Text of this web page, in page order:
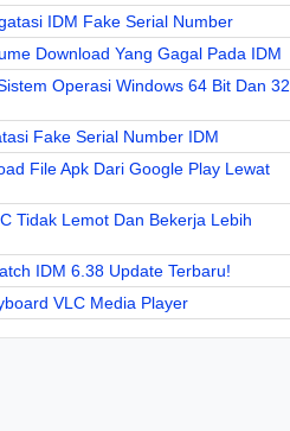
IDM Fake Serial Number
Download Yang Gagal Pada IDM
Operasi Windows 64 Bit Dan 32
Fake Serial Number IDM
File Apk Dari Google Play Lewat
Tidak Lemot Dan Bekerja Lebih
IDM 6.38 Update Terbaru!
VLC Media Player